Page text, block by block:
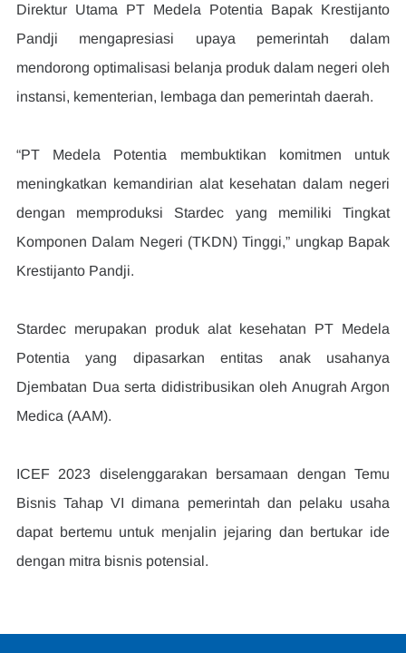
Direktur Utama PT Medela Potentia Bapak Krestijanto
Pandji mengapresiasi upaya pemerintah dalam
mendorong optimalisasi belanja produk dalam negeri oleh
instansi, kementerian, lembaga dan pemerintah daerah.
“PT Medela Potentia membuktikan komitmen untuk
meningkatkan kemandirian alat kesehatan dalam negeri
dengan memproduksi Stardec yang memiliki Tingkat
Komponen Dalam Negeri (TKDN) Tinggi,” ungkap Bapak
Krestijanto Pandji.
Stardec merupakan produk alat kesehatan PT Medela
Potentia yang dipasarkan entitas anak usahanya
Djembatan Dua serta didistribusikan oleh Anugrah Argon
Medica (AAM).
ICEF 2023 diselenggarakan bersamaan dengan Temu
Bisnis Tahap VI dimana pemerintah dan pelaku usaha
dapat bertemu untuk menjalin jejaring dan bertukar ide
dengan mitra bisnis potensial.